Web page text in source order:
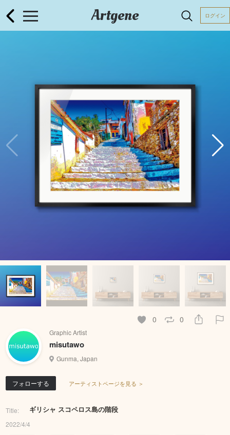
Artgene ログイン
0 0
Graphic Artist
misutawo
Gunma, Japan
フォローする アーティストページを見る ＞
Title: ギリシャ スコペロス島の階段
2022/4/4